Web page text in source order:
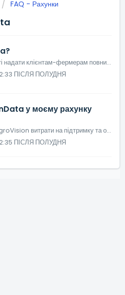
FAQ - Рахунки
JoinData має на меті надати клієнтам-фермерам повний огляд усіх авторизацій, виданих щодо своїх даних. Це стосується лише Нідерландів. JoinData проп...
ПІСЛЯ ПОЛУДНЯ
у моєму рахунку
JoinData стягує з AgroVision витрати на підтримку та обслуговування обміну даними та комісію за розповсюдження даних. Ми перекладаємо витрати, які ...
ПІСЛЯ ПОЛУДНЯ